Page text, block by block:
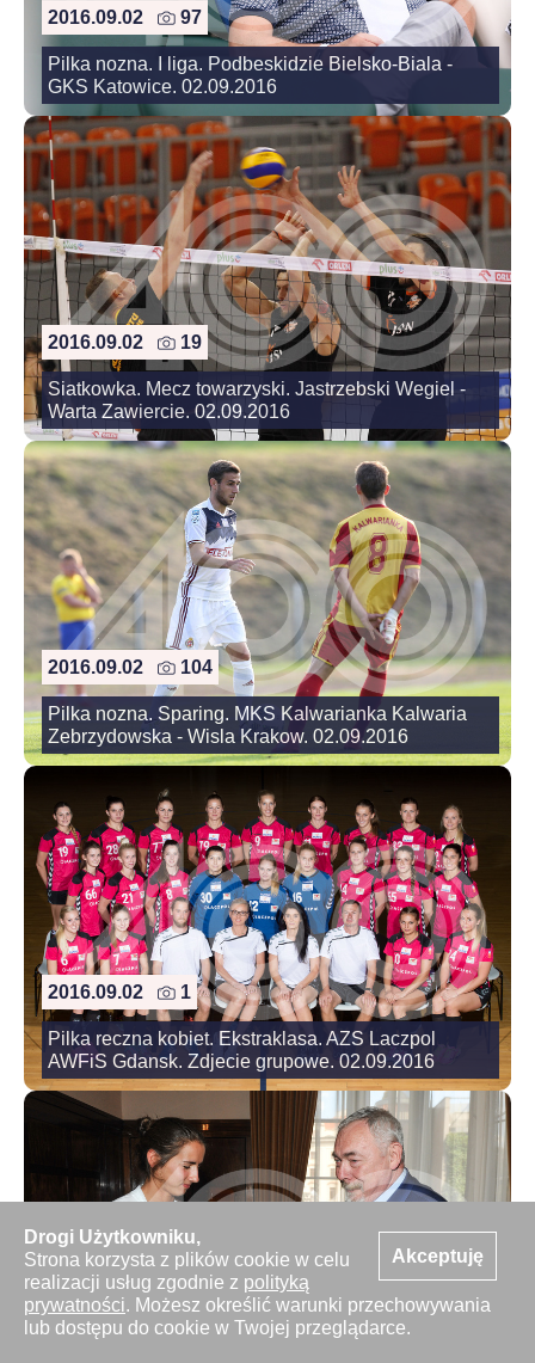
Akceptuję
Drogi Użytkowniku,
Strona korzysta z plików cookie w celu
realizacji usług zgodnie z polityką
prywatności. Możesz określić warunki przechowywania
lub dostępu do cookie w Twojej przeglądarce.
2016.09.02 97
Pilka nozna. I liga. Podbeskidzie Bielsko-Biala -
GKS Katowice. 02.09.2016
2016.09.02 19
Siatkowka. Mecz towarzyski. Jastrzebski Wegiel -
Warta Zawiercie. 02.09.2016
2016.09.02 104
Pilka nozna. Sparing. MKS Kalwarianka Kalwaria
Zebrzydowska - Wisla Krakow. 02.09.2016
2016.09.02 1
Pilka reczna kobiet. Ekstraklasa. AZS Laczpol
AWFiS Gdansk. Zdjecie grupowe. 02.09.2016
2016.09.02 13
Wioslatstwo. Spotkanie Marii Springwald z